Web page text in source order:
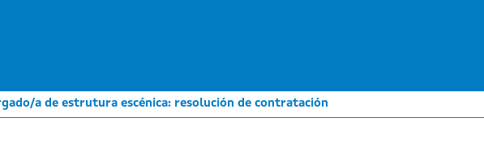
a de estrutura escénica: resolución de contratación